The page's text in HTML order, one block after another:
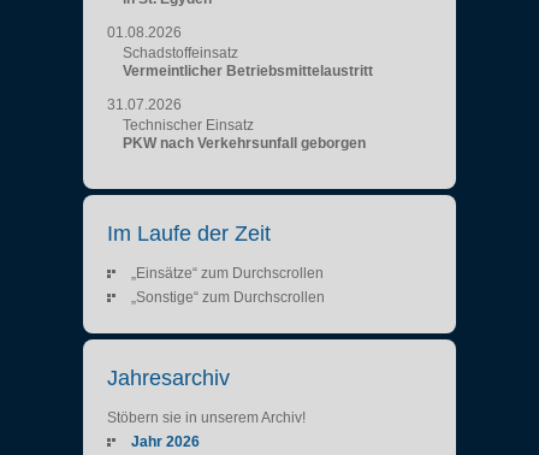
01.08.2026
Schadstoffeinsatz
Vermeintlicher Betriebsmittelaustritt
31.07.2026
Technischer Einsatz
PKW nach Verkehrsunfall geborgen
Im Laufe der Zeit
„Einsätze“ zum Durchscrollen
„Sonstige“ zum Durchscrollen
Jahresarchiv
Stöbern sie in unserem Archiv!
Jahr 2026